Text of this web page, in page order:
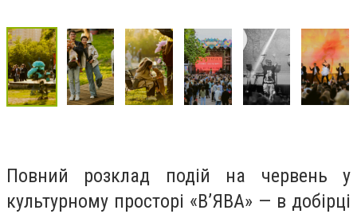
Повний розклад подій на червень у
культурному просторі «В’ЯВА» — в добірці